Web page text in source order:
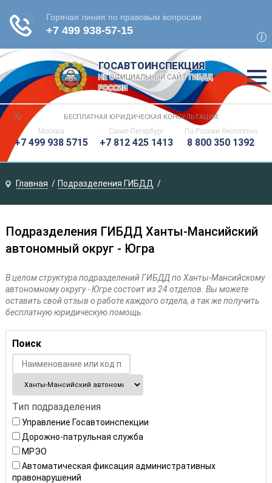
ГОСАВТОИНСПЕКЦИЯ
НЕ ОФИЦИАЛЬНЫЙ САЙТ ГИБДД
РОССИИ
БЕСПЛАТНАЯ ЮРИДИЧЕСКАЯ КОНСУЛЬТАЦИЯ:
Москва
+7 499 938 5715
Санкт-Петербург
+7 812 425 1413
По России бесплатно
8 800 350 1392
Главная Подразделения ГИБДД
Подразделения ГИБДД Ханты-Мансийский
автономный округ - Югра
В целом структура подразделений ГИБДД по Ханты-Мансийскому
автономному округу - Югре состоит из 24 отделов. Вы можете
оставить свой отзыв о работе каждого отдела, а так же получить
бесплатную юридическую помощь.
Поиск
Тип подразделения
Управление Госавтоинспекции
Дорожно-патрульная служба
МРЭО
Автоматическая фиксация административных
правонарушений